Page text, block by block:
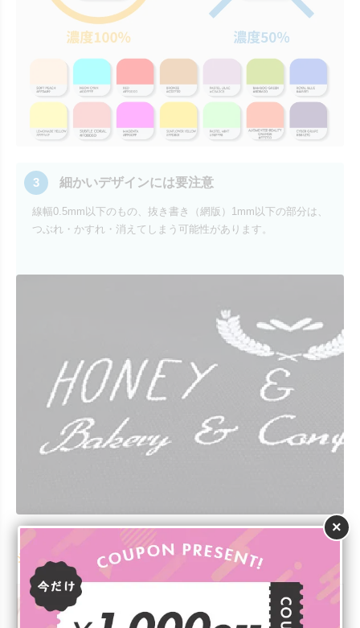
×
3 細かいデザインには要注意
線幅0.5mm以下のもの、抜き書き（網版）1mm以下の部分は、
つぶれ・かすれ・消えてしまう可能性があります。
シルク印刷のおすすめ名入れポーチ・ケース